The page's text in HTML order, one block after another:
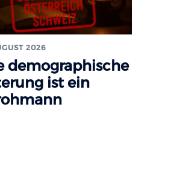
2026
demographische
ist ein